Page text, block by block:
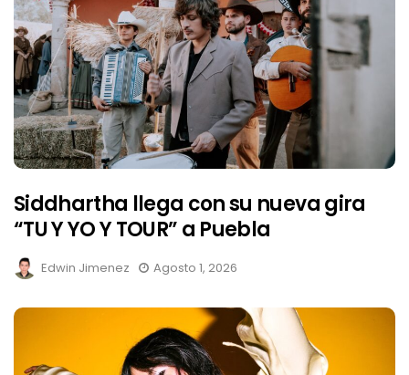
Siddhartha llega con su nueva gira
“TU Y YO Y TOUR” a Puebla
Edwin Jimenez Agosto 1, 2026